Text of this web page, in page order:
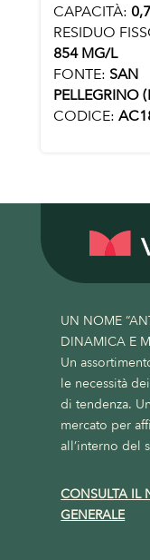
CAPACITÀ:
RESIDUO
854 MG/L
FONTE: SAN
PELLEGRINO
CODICE:
UN NOME
DINAMICA E
Un
le necessità
di tendenza.
mercato per
all’interno del
CONSULTA IL
GENERALE